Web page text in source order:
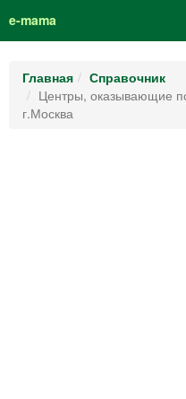
e-mama
Главная
Справочник
Центры, оказывающие
г.Москва